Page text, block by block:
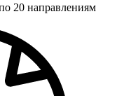
20 направлениям